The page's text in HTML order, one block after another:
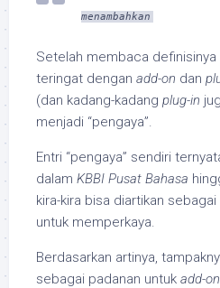
menambahkan
Setelah membaca definisinya
teringat dengan add-on dan
(dan kadang-kadang plug-in
menjadi “pengaya”.
Entri “pengaya” sendiri
dalam KBBI Pusat Bahasa
kira-kira bisa diartikan
untuk memperkaya.
Berdasarkan artinya,
sebagai padanan untuk add-on